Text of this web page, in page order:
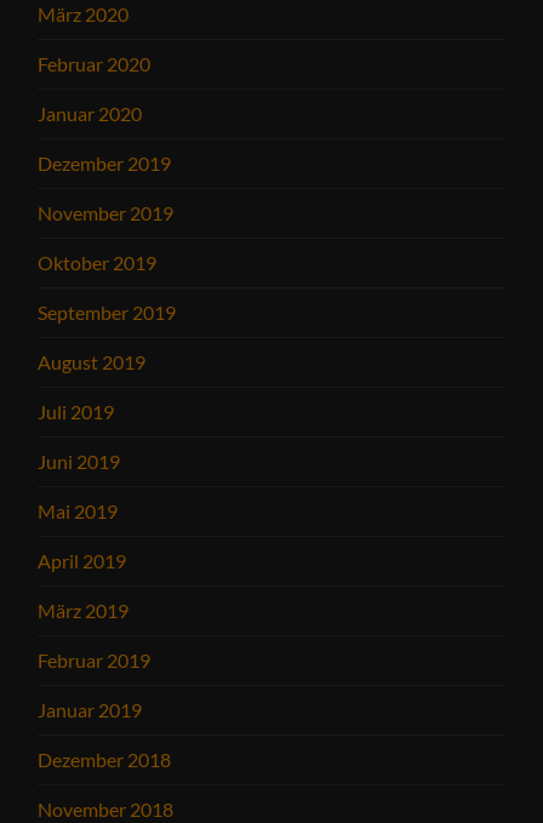
März 2020
Februar 2020
Januar 2020
Dezember 2019
November 2019
Oktober 2019
September 2019
August 2019
Juli 2019
Juni 2019
Mai 2019
April 2019
März 2019
Februar 2019
Januar 2019
Dezember 2018
November 2018